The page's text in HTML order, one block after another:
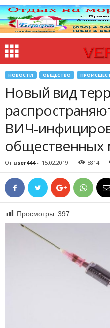
НОВОСТИ ОБЩЕСТВО
Новый вид
ВИЧ-
общественных
От user444- 15.02.2019 5814
Просмотры: 397